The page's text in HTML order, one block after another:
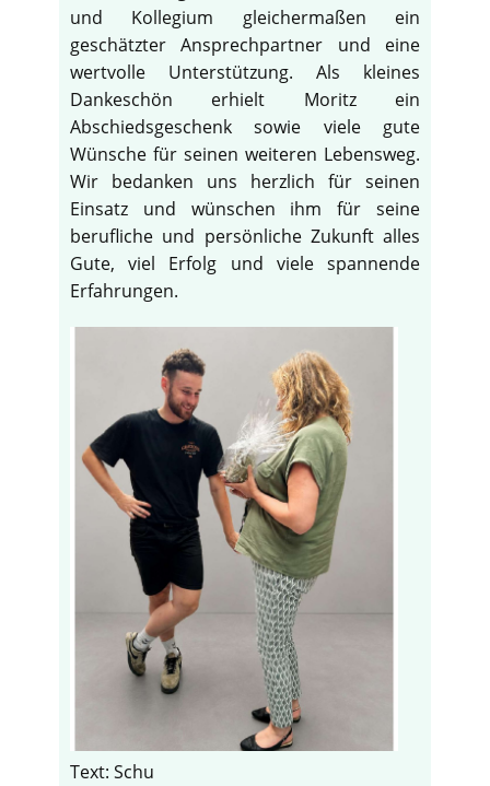
und Kollegium gleichermaßen ein
geschätzter Ansprechpartner und eine
wertvolle Unterstützung. Als kleines
Dankeschön erhielt Moritz ein
Abschiedsgeschenk sowie viele gute
Wünsche für seinen weiteren Lebensweg.
Wir bedanken uns herzlich für seinen
Einsatz und wünschen ihm für seine
berufliche und persönliche Zukunft alles
Gute, viel Erfolg und viele spannende
Erfahrungen.
Text: Schu